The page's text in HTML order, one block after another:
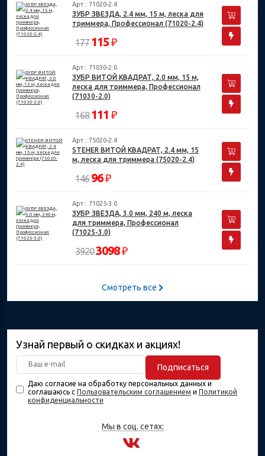
Арт.: 71020-2.4
ЗУБР ЗВЕЗДА, 2.4 мм, 15 м, леска для
триммера, Профессионал (71020-2.4)
177 115 ₽
Арт.: 71030-2.0
ЗУБР ВИТОЙ КВАДРАТ, 2.0 мм, 15 м,
леска для триммера, Профессионал
(71030-2.0)
168 111 ₽
Арт.: 75020-2.4
STEHER ВИТОЙ КВАДРАТ, 2.4 мм, 15
м, леска для триммера (75020-2.4)
146 96₽
Арт.: 71025-3.0
ЗУБР ЗВЕЗДА, 3.0 мм, 240 м, леска
для триммера, Профессионал
(71025-3.0)
39203098₽
Смотреть все
Узнай первый о скидках и акциях!
Подписаться
Даю согласие на обработку персональных данных и
соглашаюсь с Пользовательским соглашением и Политикой
конфиденциальности
Мы в соц. сетях: